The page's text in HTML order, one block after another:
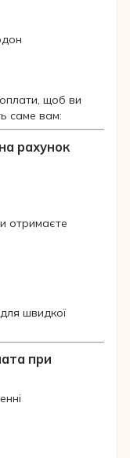
щоб ви
саме вам:
рахунок
отримаєте
швидкої
при